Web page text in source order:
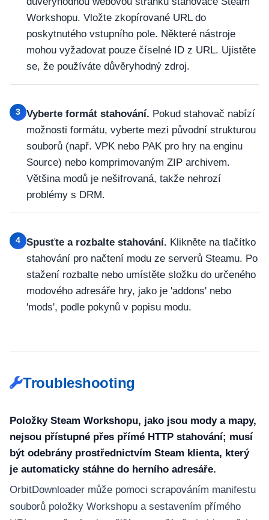
Workshopu. Vložte zkopírované URL do
poskytnutého vstupního pole. Některé nástroje
mohou vyžadovat pouze číselné ID z URL. Ujistěte
se, že používáte důvěryhodný zdroj.
3 Vyberte formát stahování. Pokud stahovač nabízí
možnosti formátu, vyberte mezi původní strukturou
souborů (např. VPK nebo PAK pro hry na enginu
Source) nebo komprimovaným ZIP archivem.
Většina modů je nešifrovaná, takže nehrozí
problémy s DRM.
4 Spusťte a rozbalte stahování. Klikněte na tlačítko
stahování pro načtení modu ze serverů Steamu. Po
stažení rozbalte nebo umístěte složku do určeného
modového adresáře hry, jako je 'addons' nebo
'mods', podle pokynů v popisu modu.
Troubleshooting
Položky Steam Workshopu, jako jsou mody a mapy,
nejsou přístupné přes přímé HTTP stahování; musí
být odebrány prostřednictvím Steam klienta, který
je automaticky stáhne do herního adresáře.
OrbitDownloader může pomoci scrapováním manifestu
souborů položky Workshopu a sestavením přímého